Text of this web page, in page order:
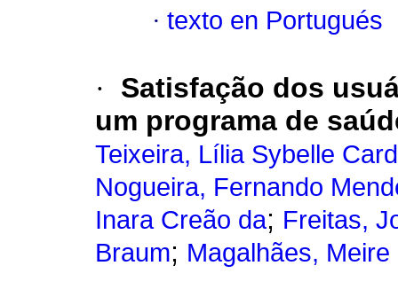
· texto en Portugués
·
Satisfação dos
um programa de
Teixeira, Lília Sybelle
Nogueira, Fernando
Inara Creão da; Freitas,
Braum; Magalhães,